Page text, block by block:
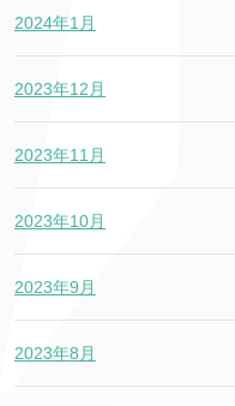
2024年1月
2023年12月
2023年11月
2023年10月
2023年9月
2023年8月